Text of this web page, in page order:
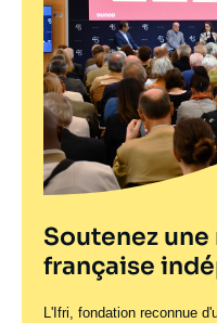
Soutenez
française
L'Ifri, fondation reconnue